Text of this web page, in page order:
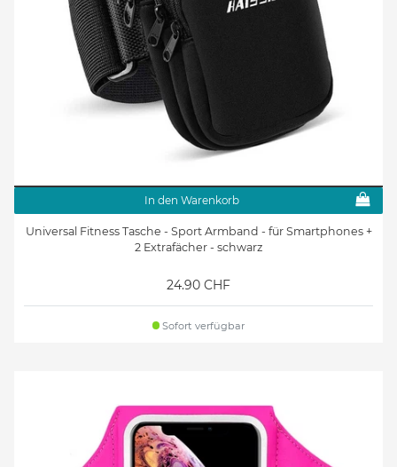
In den Warenkorb
Universal Fitness Tasche - Sport Armband - für Smartphones +
2 Extrafächer - schwarz
24.90 CHF
Sofort verfügbar